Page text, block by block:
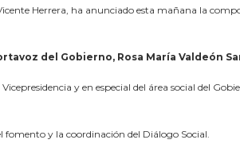
Herrera, ha anunciado esta mañana la
del Gobierno, Rosa María Valdeón
y en especial del área social del
fomento y la coordinación del Diálogo Social.